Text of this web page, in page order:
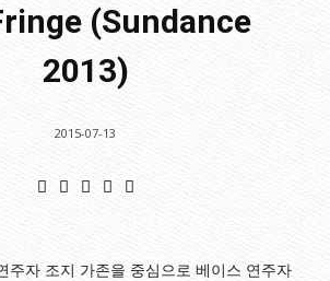
(Sundance
2013)
2015-07-13
주자 조지 가존을 중심으로 베이스 연주자